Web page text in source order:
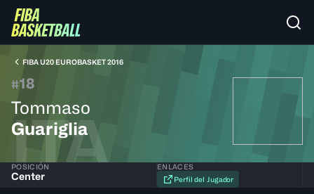
FIBA U20 EUROBASKET 2016
#18
Tommaso
Guariglia
ITA
POSICIÓN
Center
ENLACES
Perfil del Jugador